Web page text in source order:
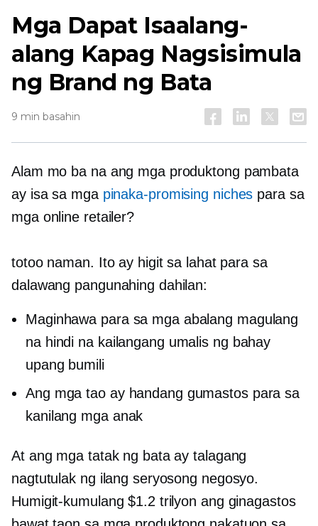
Mga Dapat Isaalang-
alang Kapag Nagsisimula
ng Brand ng Bata
9 min basahin
Alam mo ba na ang mga produktong pambata
ay isa sa mga pinaka-promising niches para sa
mga online retailer?
totoo naman. Ito ay higit sa lahat para sa
dalawang pangunahing dahilan:
Maginhawa para sa mga abalang magulang
na hindi na kailangang umalis ng bahay
upang bumili
Ang mga tao ay handang gumastos para sa
kanilang mga anak
At ang mga tatak ng bata ay talagang
nagtutulak ng ilang seryosong negosyo.
Humigit-kumulang $1.2 trilyon ang ginagastos